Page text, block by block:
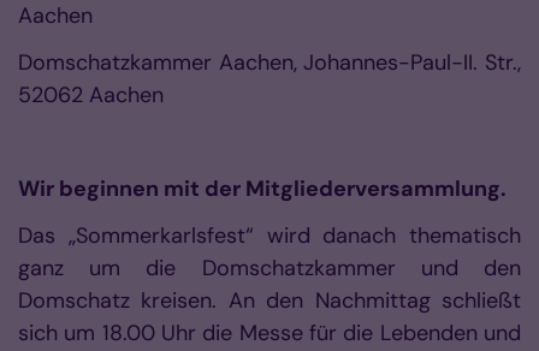
Aachen
Domschatzkammer Aachen, Johannes-Paul-II. Str.,
52062 Aachen
Wir beginnen mit der Mitgliederversammlung.
Das „Sommerkarlsfest“ wird danach thematisch
ganz um die Domschatzkammer und den
Domschatz kreisen. An den Nachmittag schließt
sich um 18.00 Uhr die Messe für die Lebenden und